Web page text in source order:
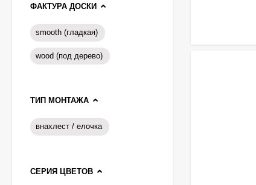
ФАКТУРА ДОСКИ
smooth (гладкая)
wood (под дерево)
ТИП МОНТАЖА
внахлест / елочка
СЕРИЯ ЦВЕТОВ